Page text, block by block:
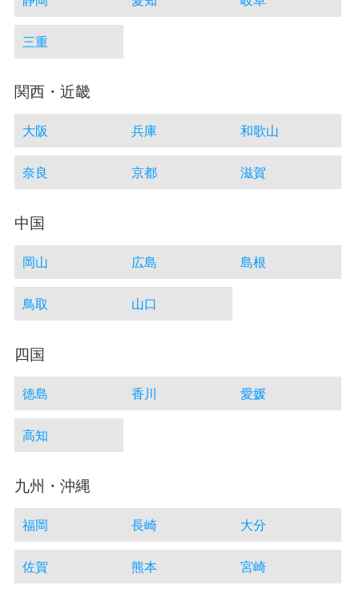
三重
関西・近畿
大阪 兵庫 和歌山
奈良 京都 滋賀
中国
岡山 広島 島根
鳥取 山口
四国
徳島 香川 愛媛
高知
九州・沖縄
福岡 長崎 大分
佐賀 熊本 宮崎